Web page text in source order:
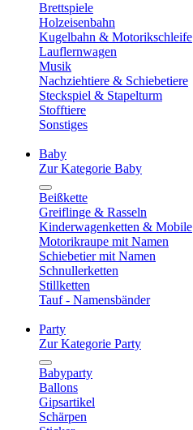
Brettspiele
Holzeisenbahn
Kugelbahn & Motorikschleife
Lauflernwagen
Musik
Nachziehtiere & Schiebetiere
Steckspiel & Stapelturm
Stofftiere
Sonstiges
Baby
Zur Kategorie Baby
Beißkette
Greiflinge & Rasseln
Kinderwagenketten & Mobile
Motorikraupe mit Namen
Schiebetier mit Namen
Schnullerketten
Stillketten
Tauf - Namensbänder
Party
Zur Kategorie Party
Babyparty
Ballons
Gipsartikel
Schärpen